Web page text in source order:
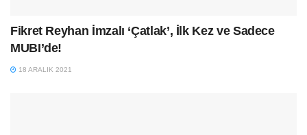
Fikret Reyhan İmzalı ‘Çatlak’, İlk Kez ve Sadece
MUBI’de!
18 ARALIK 2021